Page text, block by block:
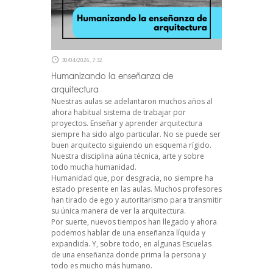
30/04/2026, 7:32
Humanizando la enseñanza de
arquitectura
Nuestras aulas se adelantaron muchos años al
ahora habitual sistema de trabajar por
proyectos. Enseñar y aprender arquitectura
siempre ha sido algo particular. No se puede ser
buen arquitecto siguiendo un esquema rígido.
Nuestra disciplina aúna técnica, arte y sobre
todo mucha humanidad.
Humanidad que, por desgracia, no siempre ha
estado presente en las aulas. Muchos profesores
han tirado de ego y autoritarismo para transmitir
su única manera de ver la arquitectura.
Por suerte, nuevos tiempos han llegado y ahora
podemos hablar de una enseñanza líquida y
expandida. Y, sobre todo, en algunas Escuelas
de una enseñanza donde prima la persona y
todo es mucho más humano.